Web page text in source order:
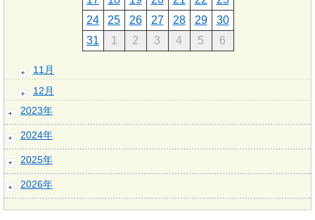
24
25 26 27 28 29
30
31
1 2 3 4 5 6
11月
12月
2023年
2024年
2025年
2026年